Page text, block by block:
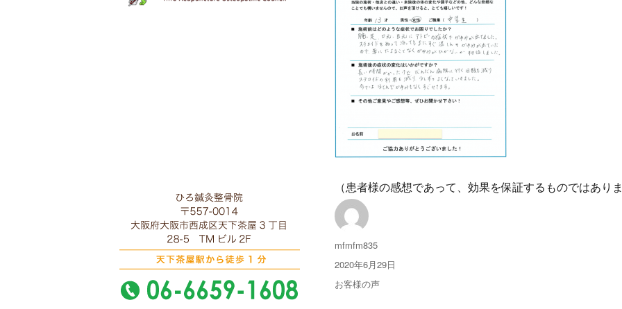
（患者様の感想であって、効果を保証するものではあり
投
稿
mfmfm835
投
稿
日:
2020年6月29日
カ
お客様の声